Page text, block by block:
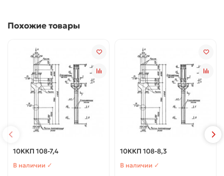
Похожие товары
10ККП 108-7,4
В наличии ✓
10ККП 108-8,3
В наличии ✓